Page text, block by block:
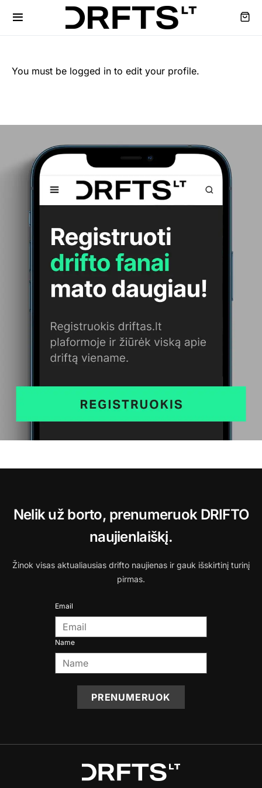
You must be logged in to edit your profile.
Nelik už borto, prenumeruok DRIFTO
naujienlaiškį.
Žinok visas aktualiausias drifto naujienas ir gauk išskirtinį turinį
pirmas.
Email
Name
PRENUMERUOK